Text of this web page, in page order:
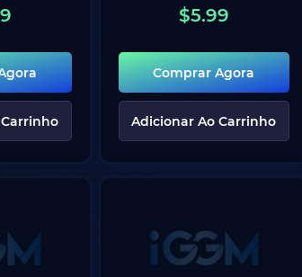
$5.99
Comprar Agora
Adicionar Ao Carrinho